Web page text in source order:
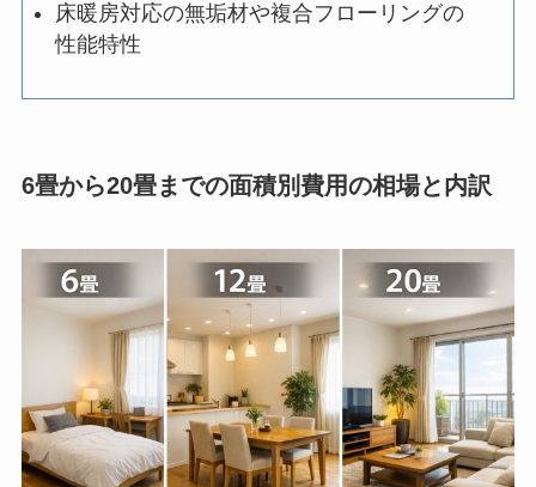
床暖房対応の無垢材や複合フローリングの
性能特性
6畳から20畳までの面積別費用の相場と内訳